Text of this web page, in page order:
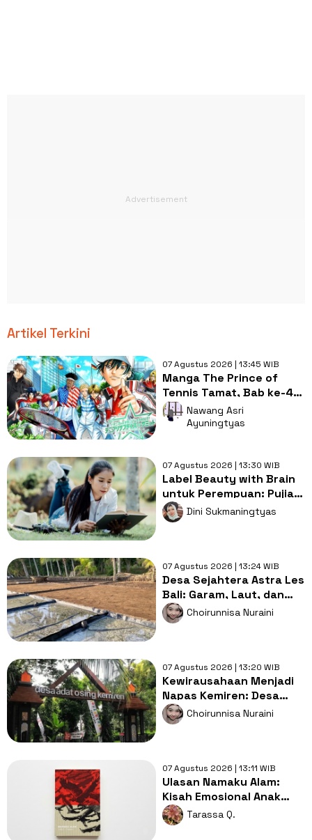
Artikel Terkini
07 Agustus 2026 | 13:45 WIB
Manga The Prince of
Tennis Tamat, Bab ke-477
Tutup Perjalanan 27
Tahun
Nawang Asri
Ayuningtyas
07 Agustus 2026 | 13:30 WIB
Label Beauty with Brain
untuk Perempuan: Pujian
atau Warisan Stereotip?
Dini Sukmaningtyas
07 Agustus 2026 | 13:24 WIB
Desa Sejahtera Astra Les
Bali: Garam, Laut, dan
Masa Depan
Berkelanjutan
Choirunnisa Nuraini
07 Agustus 2026 | 13:20 WIB
Kewirausahaan Menjadi
Napas Kemiren: Desa
Budaya Menjadi Inspirasi
Dunia
Choirunnisa Nuraini
07 Agustus 2026 | 13:11 WIB
Ulasan Namaku Alam:
Kisah Emosional Anak
Korban Stigma Politik
Orde Baru
Tarassa Q.